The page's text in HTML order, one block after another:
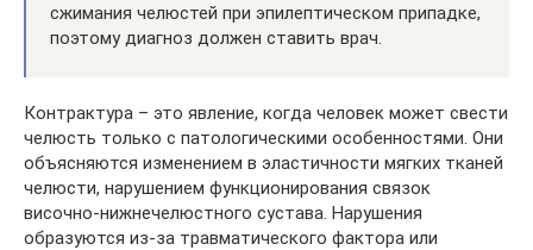
сжимания челюстей при эпилептическом припадке,
поэтому диагноз должен ставить врач.
Контрактура – это явление, когда человек может свести
челюсть только с патологическими особенностями. Они
объясняются изменением в эластичности мягких тканей
челюсти, нарушением функционирования связок
височно-нижнечелюстного сустава. Нарушения
образуются из-за травматического фактора или